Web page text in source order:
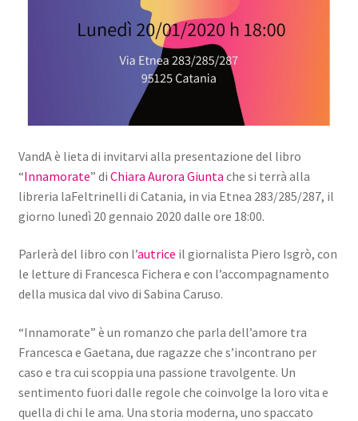
VandA è lieta di invitarvi alla presentazione del libro
“Innamorate” di Chiara Aurora Giunta che si terrà alla
libreria laFeltrinelli di Catania, in via Etnea 283/285/287, il
giorno lunedì 20 gennaio 2020 dalle ore 18:00.
Parlerà del libro con l’autrice il giornalista Piero Isgrò, con
le letture di Francesca Fichera e con l’accompagnamento
della musica dal vivo di Sabina Caruso.
“Innamorate” è un romanzo che parla dell’amore tra
Francesca e Gaetana, due ragazze che s’incontrano per
caso e tra cui scoppia una passione travolgente. Un
sentimento fuori dalle regole che coinvolge la loro vita e
quella di chi le ama. Una storia moderna, uno spaccato